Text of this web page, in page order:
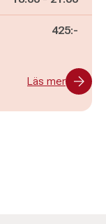
425:-
Läs mer